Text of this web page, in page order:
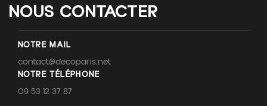
NOUS CONTACTER
NOTRE MAIL
contact@decoparis.net
NOTRE TÉLÉPHONE
09 53 12 37 87